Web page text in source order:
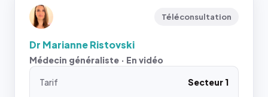
Téléconsultation
Dr Marianne Ristovski
Médecin généraliste · En vidéo
Tarif
Secteur 1